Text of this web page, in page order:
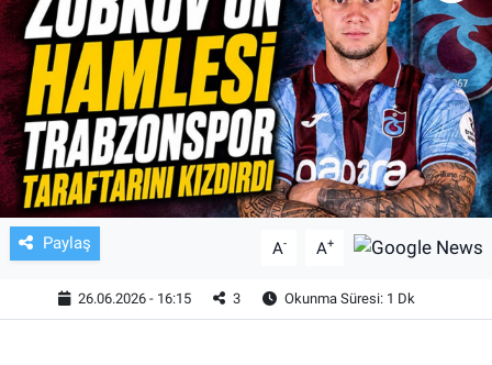
Paylaş A- A+
26.06.2026 - 16:15 3 Okunma Süresi: 1 Dk
BASKETBOL
SAĞLIK
GENEL
KÜLTÜR SANAT
EKONOMİ